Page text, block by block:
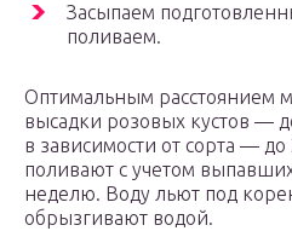
Засыпаем
поливаем.
Оптимальным расстоянием
высадки розовых кустов —
в зависимости от сорта —
поливают с учетом
неделю. Воду льют под
обрызгивают водой.